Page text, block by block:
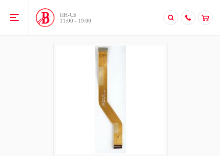
ПН-CБ
11:00 - 19:00